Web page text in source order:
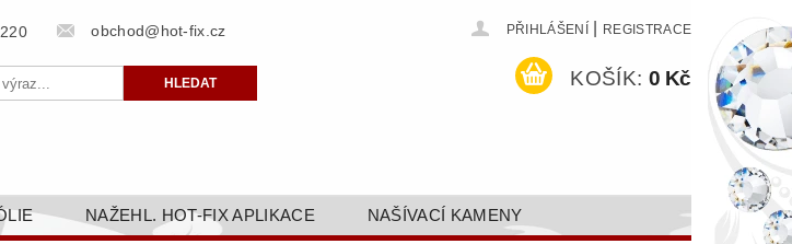
obchod@hot-fix.cz PŘIHLÁŠENÍ REGISTRACE
KOŠÍK: 0 Kč
NAŽEHL. HOT-FIX APLIKACE NAŠÍVACÍ KAMENY